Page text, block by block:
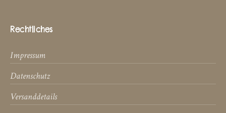
Rechtliches
Impressum
Datenschutz
Versanddetails